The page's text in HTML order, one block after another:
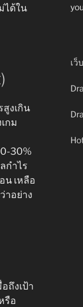
ได้ใน
งเกิน
กม
30%
กำไร
น เหลือ
าอย่าง
ถึงเป้า
รือ
เว็